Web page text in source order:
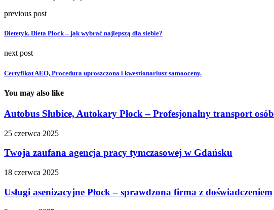
previous post
Dietetyk. Dieta Płock – jak wybrać najlepszą dla siebie?
next post
Certyfikat AEO, Procedura uproszczona i kwestionariusz samooceny.
You may also like
Autobus Słubice, Autokary Płock – Profesjonalny transport osób
25 czerwca 2025
Twoja zaufana agencja pracy tymczasowej w Gdańsku
18 czerwca 2025
Usługi asenizacyjne Płock – sprawdzona firma z doświadczeniem